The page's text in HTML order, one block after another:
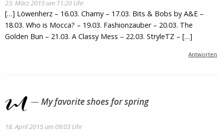
23. März 2015 um 11:20 Uhr
[…] Löwenherz – 16.03. Chamy – 17.03. Bits & Bobs by A&E –
18.03. Who is Mocca? – 19.03. Fashionzauber – 20.03. The
Golden Bun – 21.03. A Classy Mess – 22.03. StryleTZ – […]
Antworten
My favorite shoes for spring
18. April 2015 um 09:03 Uhr